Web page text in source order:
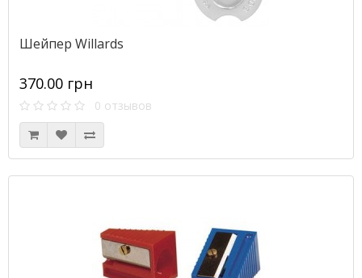
Шейпер Willards
370.00 грн
0 отзывов